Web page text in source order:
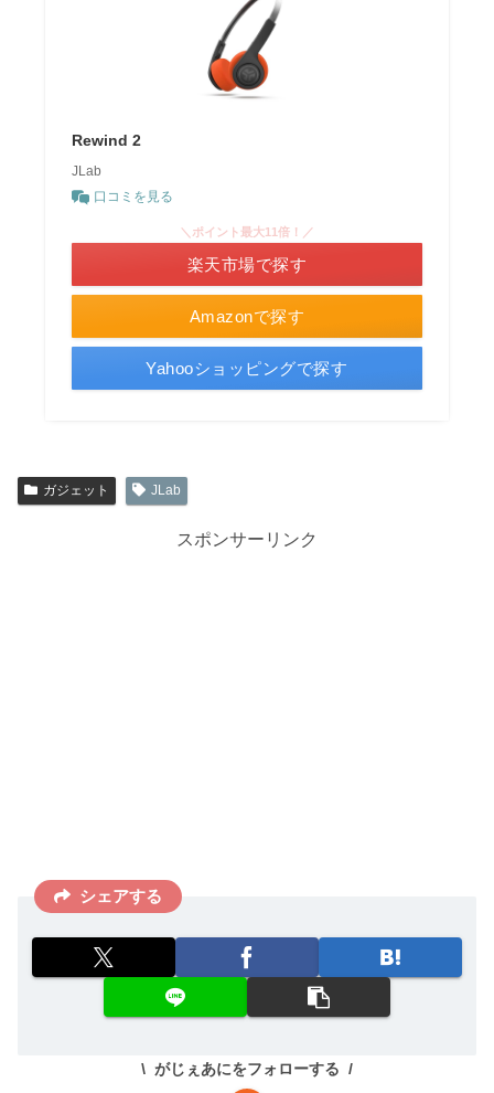
Rewind 2
JLab
口コミを見る
Amazonで探す
＼ポイント最大11倍！／
楽天市場で探す
Yahooショッピングで探す
ガジェット JLab
スポンサーリンク
シェアする
がじぇあにをフォローする